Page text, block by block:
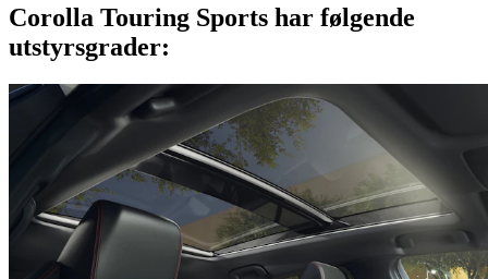
Corolla Touring Sports har følgende
utstyrsgrader: